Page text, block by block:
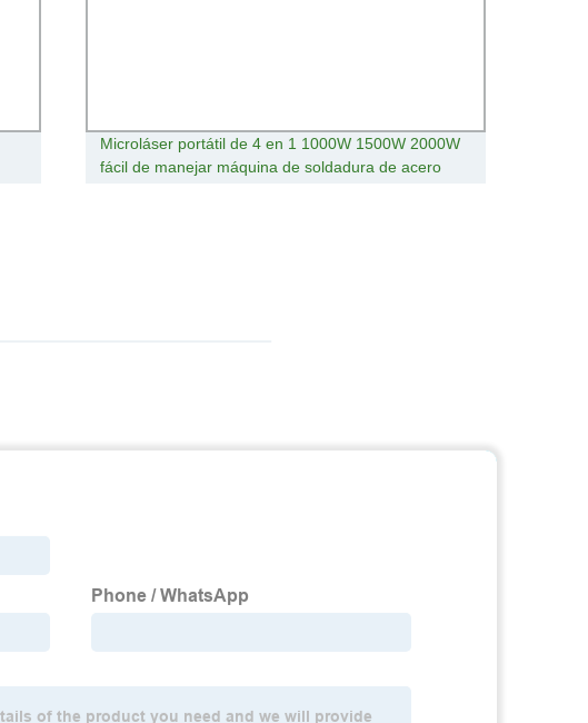
Microláser portátil de 4 en 1 1000W 1500W 2000W
fácil de manejar máquina de soldadura de acero